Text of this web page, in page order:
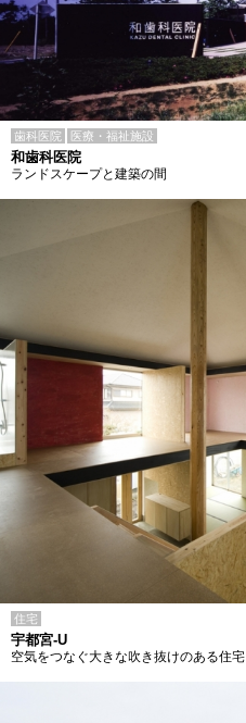
歯科医院 医療・福祉施設
和歯科医院
ランドスケープと建築の間
住宅
宇都宮-U
空気をつなぐ大きな吹き抜けのある住宅